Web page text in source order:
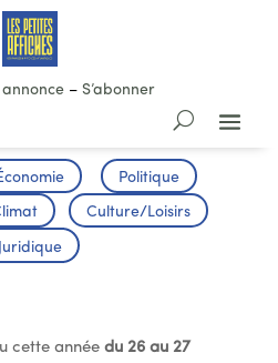
– S’abonner
Politique
Culture/Loisirs
Juridique
cette année du 26 au 27